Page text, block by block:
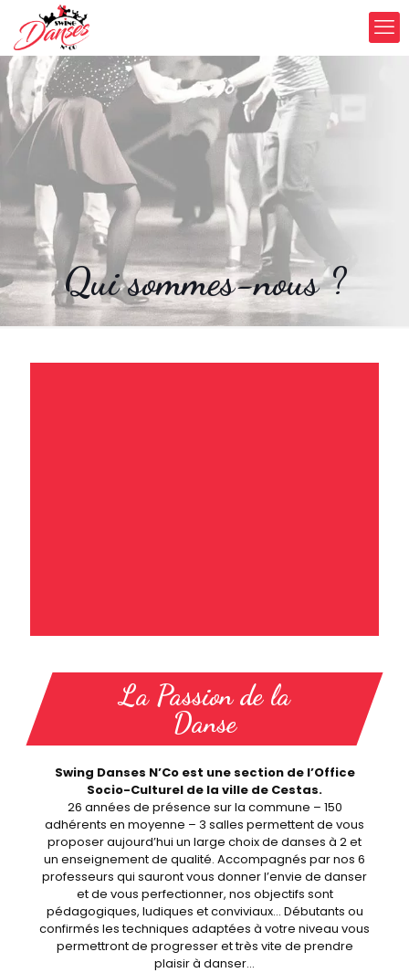
Qui sommes-nous ?
La Passion de la
Danse
Swing Danses N’Co est une section de l’Office
Socio-Culturel de la ville de Cestas.
26 années de présence sur la commune – 150
adhérents en moyenne – 3 salles permettent de vous
proposer aujourd’hui un large choix de danses à 2 et
un enseignement de qualité. Accompagnés par nos 6
professeurs qui sauront vous donner l’envie de danser
et de vous perfectionner, nos objectifs sont
pédagogiques, ludiques et conviviaux… Débutants ou
confirmés les techniques adaptées à votre niveau vous
permettront de progresser et très vite de prendre
plaisir à danser…